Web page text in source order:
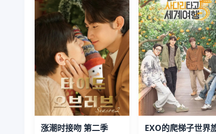
涨潮时接吻 第二季